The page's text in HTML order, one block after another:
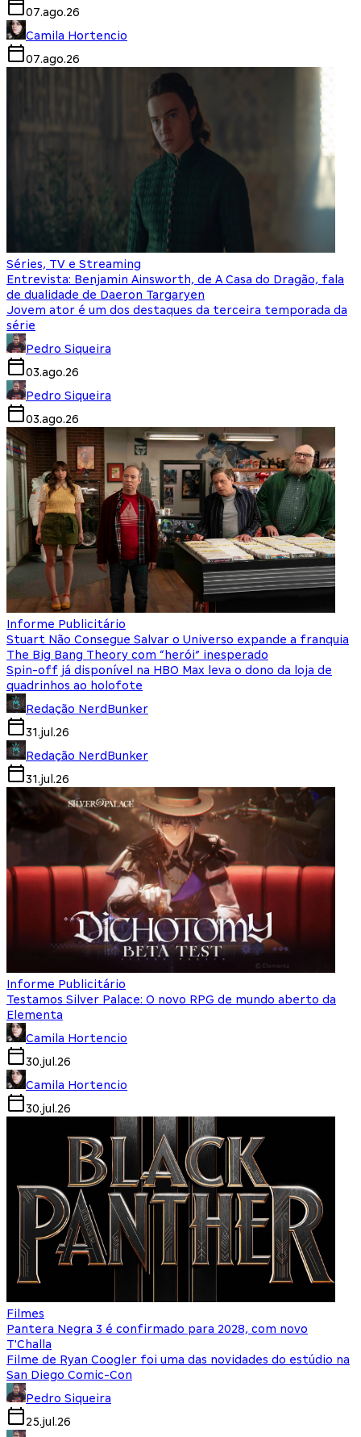
07.ago.26
Camila Hortencio
07.ago.26
Séries, TV e Streaming
Entrevista: Benjamin Ainsworth, de A Casa do Dragão, fala
de dualidade de Daeron Targaryen
Jovem ator é um dos destaques da terceira temporada da
série
Pedro Siqueira
03.ago.26
Pedro Siqueira
03.ago.26
Informe Publicitário
Stuart Não Consegue Salvar o Universo expande a franquia
The Big Bang Theory com “herói” inesperado
Spin-off já disponível na HBO Max leva o dono da loja de
quadrinhos ao holofote
Redação NerdBunker
31.jul.26
Redação NerdBunker
31.jul.26
Informe Publicitário
Testamos Silver Palace: O novo RPG de mundo aberto da
Elementa
Camila Hortencio
30.jul.26
Camila Hortencio
30.jul.26
Filmes
Pantera Negra 3 é confirmado para 2028, com novo
T'Challa
Filme de Ryan Coogler foi uma das novidades do estúdio na
San Diego Comic-Con
Pedro Siqueira
25.jul.26